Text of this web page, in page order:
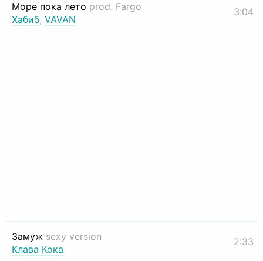
Море пока лето prod. Fargo
Хабиб, VAVAN
3:04
Замуж sexy version
Клава Кока
2:33